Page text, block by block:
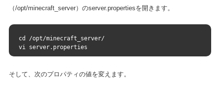
（/opt/minecraft_server）のserver.propertiesを開きます。
cd /opt/minecraft_server/
vi server.properties
そして、次のプロパティの値を変えます。